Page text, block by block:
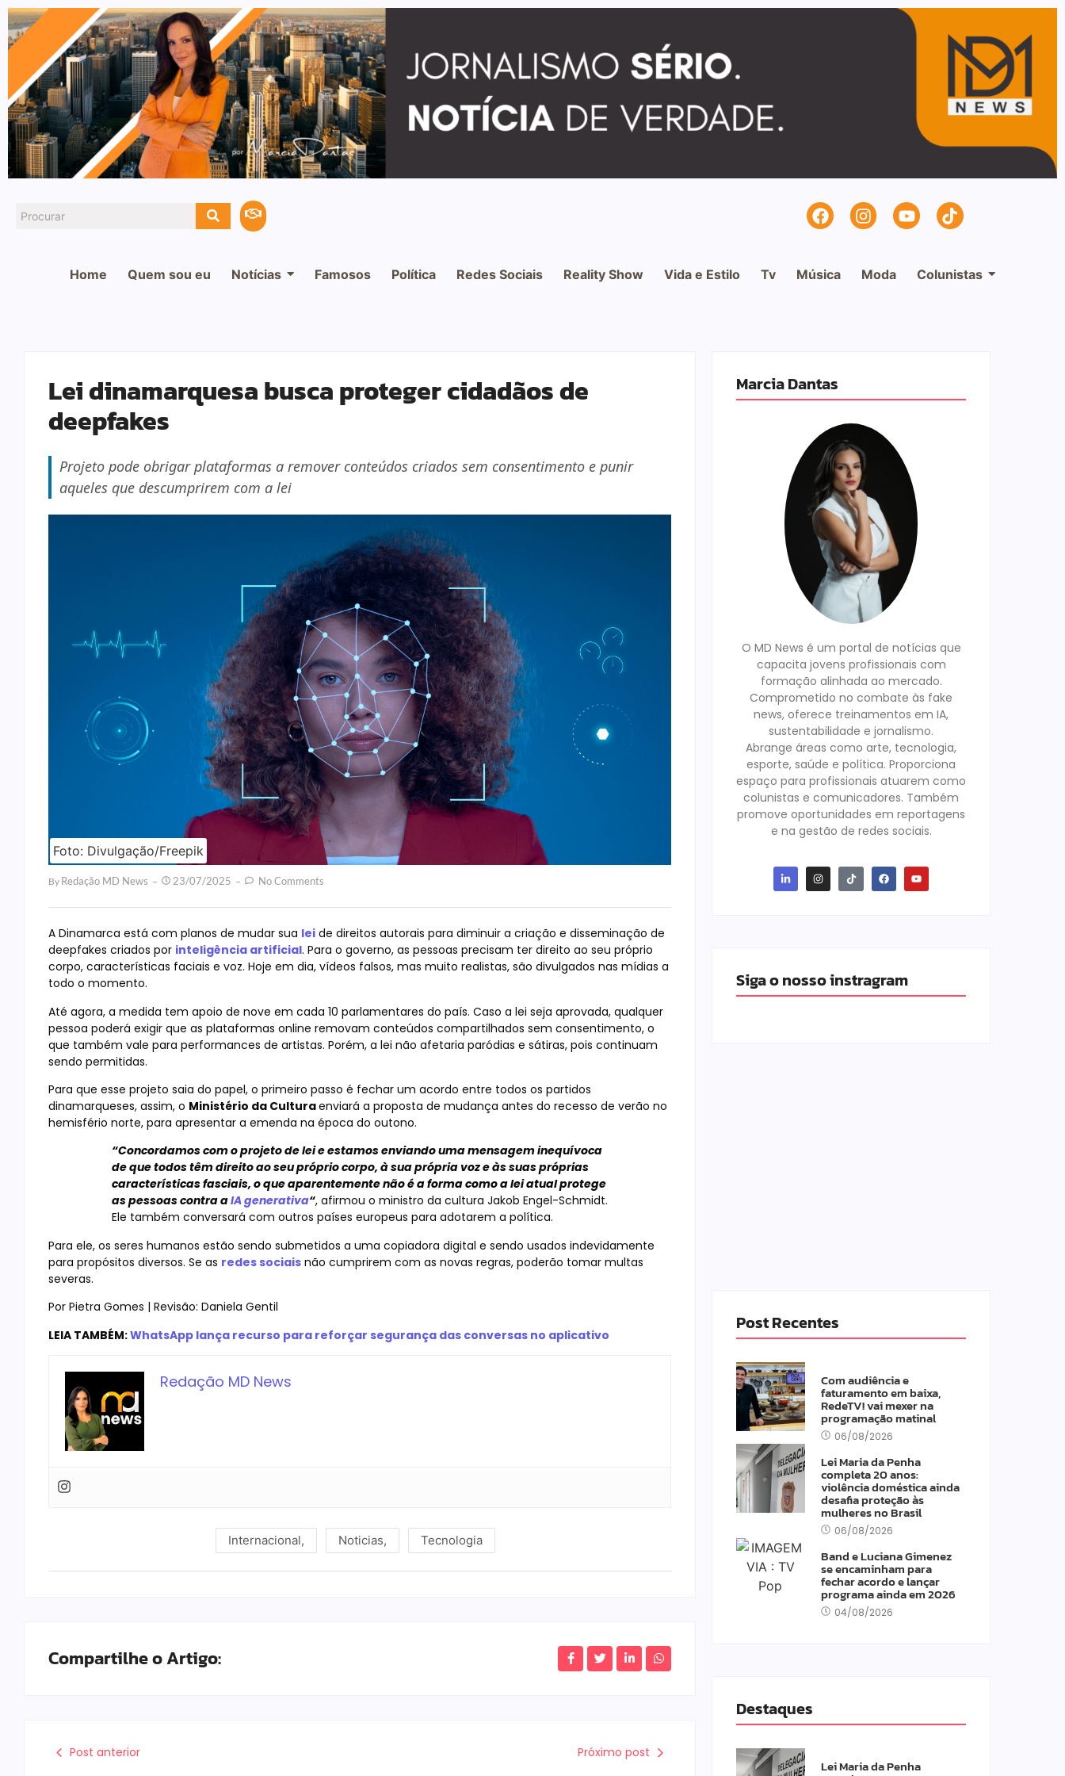
Home Quem sou eu Notícias Famosos Política Redes Sociais Reality Show Vida e Estilo Tv Música Moda Colunistas
Lei dinamarquesa busca proteger cidadãos de
deepfakes
Projeto pode obrigar plataformas a remover conteúdos criados sem consentimento e punir
aqueles que descumprirem com a lei
Foto: Divulgação/Freepik
By Redação MD News 23/07/2025 No Comments
A Dinamarca está com planos de mudar sua lei de direitos autorais para diminuir a criação e disseminação de
deepfakes criados por inteligência artificial. Para o governo, as pessoas precisam ter direito ao seu próprio
corpo, características faciais e voz. Hoje em dia, vídeos falsos, mas muito realistas, são divulgados nas mídias a
todo o momento.
Até agora, a medida tem apoio de nove em cada 10 parlamentares do país. Caso a lei seja aprovada, qualquer
pessoa poderá exigir que as plataformas online removam conteúdos compartilhados sem consentimento, o
que também vale para performances de artistas. Porém, a lei não afetaria paródias e sátiras, pois continuam
sendo permitidas.
Para que esse projeto saia do papel, o primeiro passo é fechar um acordo entre todos os partidos
dinamarqueses, assim, o Ministério da Culturaenviará a proposta de mudança antes do recesso de verão no
hemisfério norte, para apresentar a emenda na época do outono.
“Concordamos com o projeto de lei e estamos enviando uma mensagem inequívoca
de que todos têm direito ao seu próprio corpo, à sua própria voz e às suas próprias
características fasciais, o que aparentemente não é a forma como a lei atual protege
as pessoas contra aIA generativa“, afirmou o ministro da cultura Jakob Engel-Schmidt.
Ele também conversará com outros países europeus para adotarem a política.
Para ele, os seres humanos estão sendo submetidos a uma copiadora digital e sendo usados indevidamente
para propósitos diversos. Se as redes sociais não cumprirem com as novas regras, poderão tomar multas
severas.
Por Pietra Gomes | Revisão: Daniela Gentil
LEIA TAMBÉM:WhatsApp lança recurso para reforçar segurança das conversas no aplicativo
Redação MD News
Internacional, Noticias, Tecnologia
Compartilhe o Artigo:
Post anterior Próximo post
Marcia Dantas
O MD News é um portal de notícias que
capacita jovens profissionais com
formação alinhada ao mercado.
Comprometido no combate às fake
news, oferece treinamentos em IA,
sustentabilidade e jornalismo.
Abrange áreas como arte, tecnologia,
esporte, saúde e política. Proporciona
espaço para profissionais atuarem como
colunistas e comunicadores. Também
promove oportunidades em reportagens
e na gestão de redes sociais.
Siga o nosso instragram
Post Recentes
Com audiência e
faturamento em baixa,
RedeTV! vai mexer na
programação matinal
06/08/2026
Lei Maria da Penha
completa 20 anos:
violência doméstica ainda
desafia proteção às
mulheres no Brasil
06/08/2026
Band e Luciana Gimenez
se encaminham para
fechar acordo e lançar
programa ainda em 2026
04/08/2026
Destaques
Lei Maria da Penha